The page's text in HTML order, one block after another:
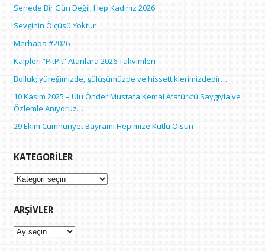
Senede Bir Gün Değil, Hep Kadınız 2026
Sevginin Ölçüsü Yoktur
Merhaba #2026
Kalpleri “PitPit” Atanlara 2026 Takvimleri
Bolluk; yüreğimizde, gülüşümüzde ve hissettiklerimizdedir…
10 Kasım 2025 – Ulu Önder Mustafa Kemal Atatürk’ü Saygıyla ve
Özlemle Anıyoruz…
29 Ekim Cumhuriyet Bayramı Hepimize Kutlu Olsun
KATEGORILER
Kategoriler
ARŞIVLER
Arşivler